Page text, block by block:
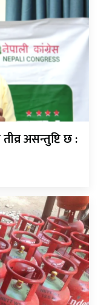
असन्तुष्टि छ :